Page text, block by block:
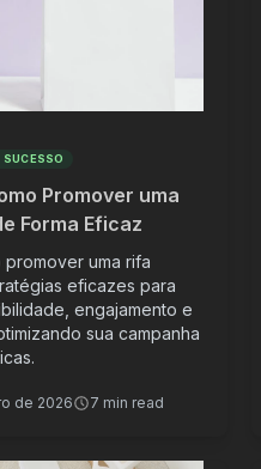
Promover uma
Forma Eficaz
uma rifa
eficazes para
engajamento e
sua campanha
de 2026 7 min read